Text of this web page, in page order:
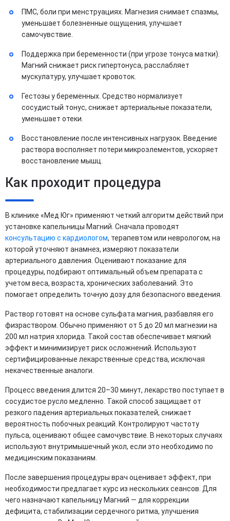
ПМС, боли при менструациях. Магнезия снимает спазмы,
уменьшает болезненные ощущения, улучшает
самочувствие.
Поддержка при беременности (при угрозе тонуса матки).
Магний снижает риск гипертонуса, расслабляет
мускулатуру, улучшает кровоток.
Гестозы у беременных. Средство нормализует
сосудистый тонус, снижает артериальные показатели,
уменьшает отеки.
Восстановление после интенсивных нагрузок. Введение
раствора восполняет потери микроэлементов, ускоряет
восстановление мышц.
Как проходит процедура
В клинике «Мед Юг» применяют четкий алгоритм действий при
установке капельницы Магний. Сначала проводят
консультацию с кардиологом, терапевтом или неврологом, на
которой уточняют анамнез, измеряют показатели
артериального давления. Оценивают показание для
процедуры, подбирают оптимальный объем препарата с
учетом веса, возраста, хронических заболеваний. Это
помогает определить точную дозу для безопасного введения.
Раствор готовят на основе сульфата магния, разбавляя его
физраствором. Обычно применяют от 5 до 20 мл магнезии на
200 мл натрия хлорида. Такой состав обеспечивает мягкий
эффект и минимизирует риск осложнений. Используют
сертифицированные лекарственные средства, исключая
некачественные аналоги.
Процесс введения длится 20–30 минут, лекарство поступает в
сосудистое русло медленно. Такой способ защищает от
резкого падения артериальных показателей, снижает
вероятность побочных реакций. Контролируют частоту
пульса, оценивают общее самочувствие. В некоторых случаях
используют внутримышечный укол, если это необходимо по
медицинским показаниям.
После завершения процедуры врач оценивает эффект, при
необходимости предлагает курс из нескольких сеансов. Для
чего назначают капельницу Магний — для коррекции
дефицита, стабилизации сердечного ритма, улучшения